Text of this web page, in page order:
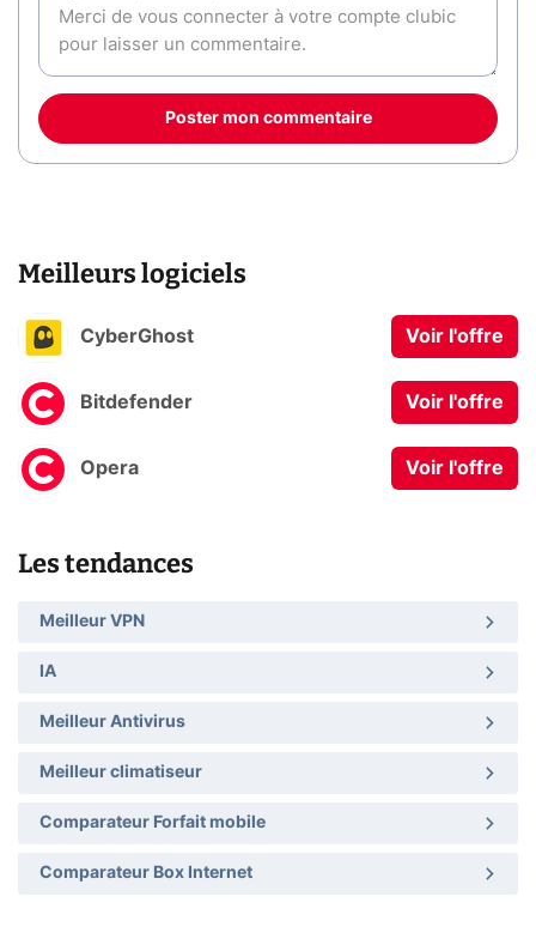
Poster mon commentaire
Meilleurs logiciels
CyberGhost Voir l'offre
Bitdefender Voir l'offre
Opera Voir l'offre
Les tendances
Meilleur VPN
IA
Meilleur Antivirus
Meilleur climatiseur
Comparateur Forfait mobile
Comparateur Box Internet